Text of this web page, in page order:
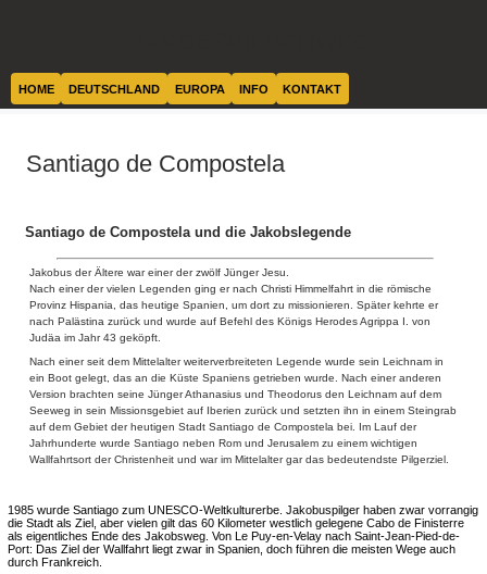
HOME DEUTSCHLAND EUROPA INFO KONTAKT
Santiago de Compostela
Santiago de Compostela und die Jakobslegende
Jakobus der Ältere war einer der zwölf Jünger Jesu.
Nach einer der vielen Legenden ging er nach Christi Himmelfahrt in die römische
Provinz Hispania, das heutige Spanien, um dort zu missionieren. Später kehrte er
nach Palästina zurück und wurde auf Befehl des Königs Herodes Agrippa I. von
Judäa im Jahr 43 geköpft.
Nach einer seit dem Mittelalter weiterverbreiteten Legende wurde sein Leichnam in
ein Boot gelegt, das an die Küste Spaniens getrieben wurde. Nach einer anderen
Version brachten seine Jünger Athanasius und Theodorus den Leichnam auf dem
Seeweg in sein Missionsgebiet auf Iberien zurück und setzten ihn in einem Steingrab
auf dem Gebiet der heutigen Stadt Santiago de Compostela bei. Im Lauf der
Jahrhunderte wurde Santiago neben Rom und Jerusalem zu einem wichtigen
Wallfahrtsort der Christenheit und war im Mittelalter gar das bedeutendste Pilgerziel.
1985 wurde Santiago zum UNESCO-Weltkulturerbe. Jakobuspilger haben zwar vorrangig
die Stadt als Ziel, aber vielen gilt das 60 Kilometer westlich gelegene Cabo de Finisterre
als eigentliches Ende des Jakobsweg. Von Le Puy-en-Velay nach Saint-Jean-Pied-de-
Port: Das Ziel der Wallfahrt liegt zwar in Spanien, doch führen die meisten Wege auch
durch Frankreich.